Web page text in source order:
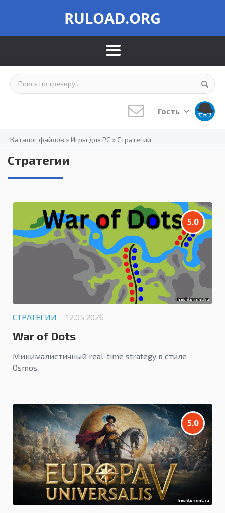
RULOAD.ORG
Гость
Каталог файлов »Игры для PC »Стратегии
Стратегии
5.0
СТРАТЕГИИ 12.05.2026
War of Dots
Минималистичный real-time strategy в стиле
Osmos.
5.0